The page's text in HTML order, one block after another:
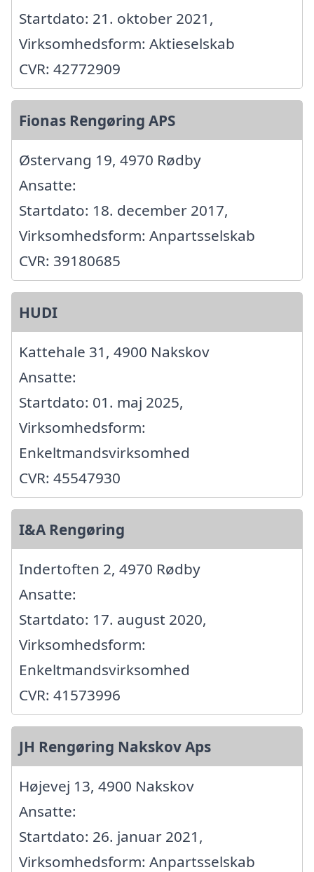
Startdato: 21. oktober 2021,
Virksomhedsform: Aktieselskab
CVR: 42772909
Fionas Rengøring APS
Østervang 19, 4970 Rødby
Ansatte:
Startdato: 18. december 2017,
Virksomhedsform: Anpartsselskab
CVR: 39180685
HUDI
Kattehale 31, 4900 Nakskov
Ansatte:
Startdato: 01. maj 2025,
Virksomhedsform:
Enkeltmandsvirksomhed
CVR: 45547930
I&A Rengøring
Indertoften 2, 4970 Rødby
Ansatte:
Startdato: 17. august 2020,
Virksomhedsform:
Enkeltmandsvirksomhed
CVR: 41573996
JH Rengøring Nakskov Aps
Højevej 13, 4900 Nakskov
Ansatte:
Startdato: 26. januar 2021,
Virksomhedsform: Anpartsselskab